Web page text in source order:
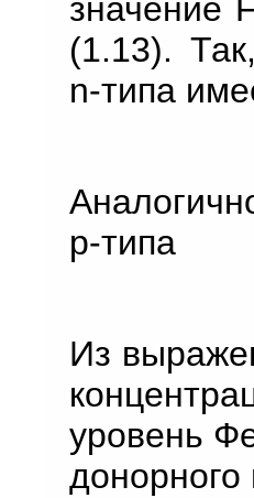
значение
(1.13).
n-типа
p-типа
Из
уровень
донорного